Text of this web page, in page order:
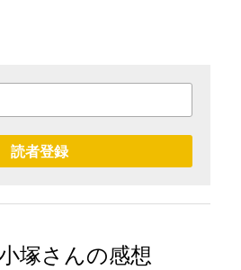
読者登録
塚さんの感想